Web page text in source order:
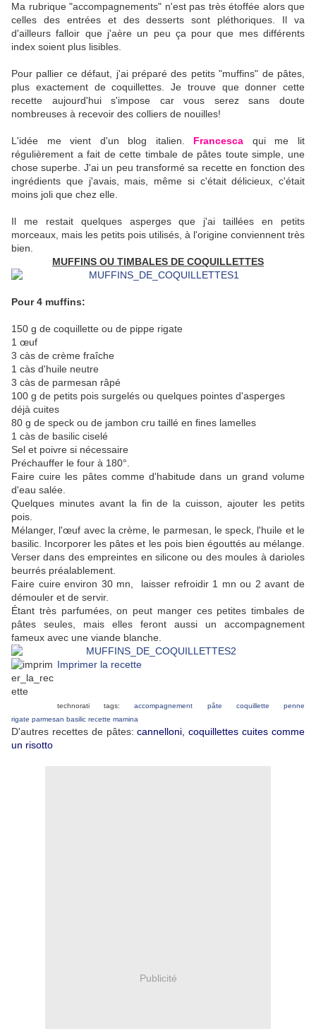
Ma rubrique "accompagnements" n'est pas très étoffée alors que
celles des entrées et des desserts sont pléthoriques. Il va
d'ailleurs falloir que j'aère un peu ça pour que mes différents
index soient plus lisibles.
Pour pallier ce défaut, j'ai préparé des petits "muffins" de pâtes,
plus exactement de coquillettes. Je trouve que donner cette
recette aujourd'hui s'impose car vous serez sans doute
nombreuses à recevoir des colliers de nouilles!
L'idée me vient d'un blog italien. Francesca qui me lit
régulièrement a fait de cette timbale de pâtes toute simple, une
chose superbe. J'ai un peu transformé sa recette en fonction des
ingrédients que j'avais, mais, même si c'était délicieux, c'était
moins joli que chez elle.
Il me restait quelques asperges que j'ai taillées en petits
morceaux, mais les petits pois utilisés, à l'origine conviennent très
bien.
MUFFINS OU TIMBALES DE COQUILLETTES
Pour 4 muffins:
150 g de coquillette ou de pippe rigate
1 œuf
3 càs de crème fraîche
1 càs d'huile neutre
3 càs de parmesan râpé
100 g de petits pois surgelés ou quelques pointes d'asperges
déjà cuites
80 g de speck ou de jambon cru taillé en fines lamelles
1 càs de basilic ciselé
Sel et poivre si nécessaire
Préchauffer le four à 180°.
Faire cuire les pâtes comme d'habitude dans un grand volume
d'eau salée.
Quelques minutes avant la fin de la cuisson, ajouter les petits
pois.
Mélanger, l'œuf avec la crème, le parmesan, le speck, l'huile et le
basilic. Incorporer les pâtes et les pois bien égouttés au mélange.
Verser dans des empreintes en silicone ou des moules à darioles
beurrés préalablement.
Faire cuire environ 30 mn, laisser refroidir 1 mn ou 2 avant de
démouler et de servir.
Étant très parfumées, on peut manger ces petites timbales de
pâtes seules, mais elles feront aussi un accompagnement
fameux avec une viande blanche.
Imprimer la recette
technorati tags:accompagnement pâte coquillette
penne
rigate parmesan basilic recette mamina
D'autres recettes de pâtes:cannelloni, coquillettes cuites comme
un risotto
Publicité